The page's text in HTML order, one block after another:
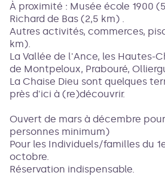
À proximité : Musée école 1900
Richard de Bas (2,5 km) .
Autres activités, commerces,
km).
La Vallée de l'Ance, les Hautes-
de Montpeloux, Prabouré,
La Chaise Dieu sont quelques
près d'ici à (re)découvrir.
Ouvert de mars à décembre
personnes minimum)
Pour les Individuels/familles du
octobre.
Réservation indispensable.